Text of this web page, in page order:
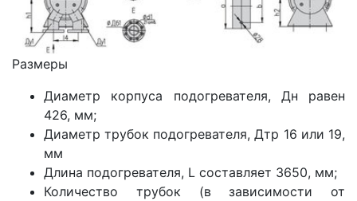
Размеры
Диаметр корпуса подогревателя, Дн равен
426, мм;
Диаметр трубок подогревателя, Дтр 16 или 19,
мм
Длина подогревателя, L составляет 3650, мм;
Количество трубок (в зависимости от